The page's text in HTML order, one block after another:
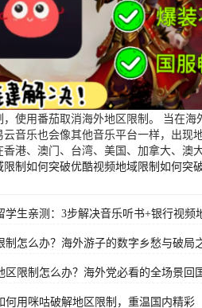
使用番茄取消海外地区限制。 当在
音乐也会像其他音乐平台一样，出
港、澳门、台湾、美国、加拿大、
制 如何突破优酷视频地域限制 如何突
学生亲测：3步解决音乐听书+银行视频
制怎么办？海外游子的数字乡愁与破局
区限制怎么办？海外党必看的全场景回
何用咪咕破解地区限制，重温国内精彩